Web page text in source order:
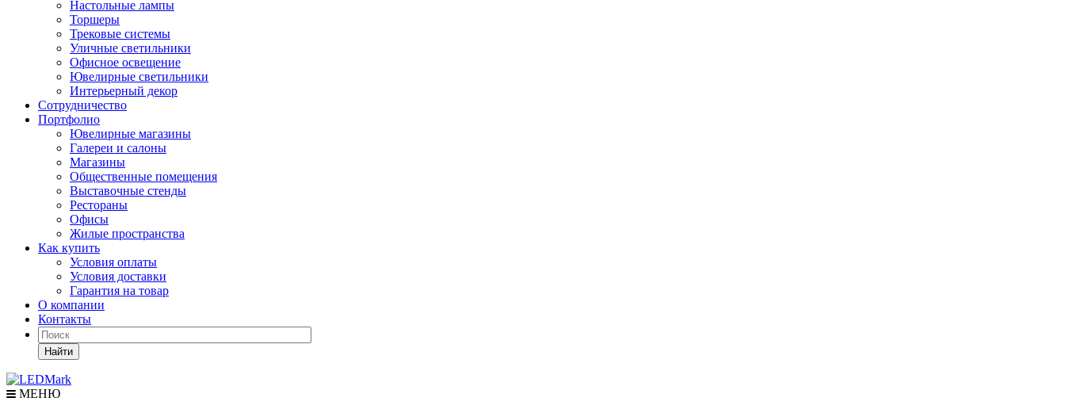
Настольные лампы
Торшеры
Трековые системы
Уличные светильники
Офисное освещение
Ювелирные светильники
Интерьерный декор
Сотрудничество
Портфолио
Ювелирные магазины
Галереи и салоны
Магазины
Общественные помещения
Выставочные стенды
Рестораны
Офисы
Жилые пространства
Как купить
Условия оплаты
Условия доставки
Гарантия на товар
О компании
Контакты
Найти
МЕНЮ